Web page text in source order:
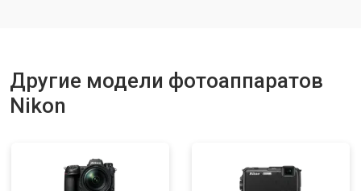
Другие модели фотоаппаратов
Nikon